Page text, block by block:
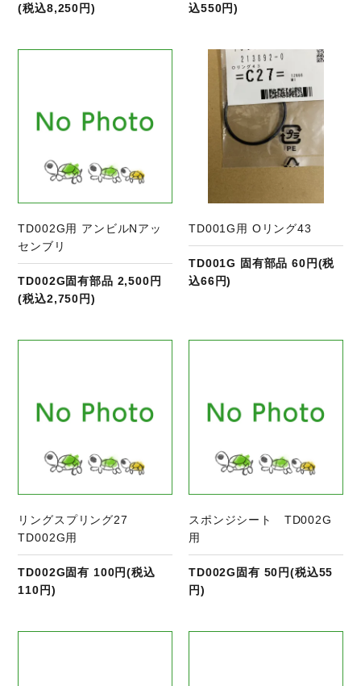
(税込8,250円)
込550円)
TD002G用 アンビルNアッ
センブリ
TD002G固有部品 2,500円
(税込2,750円)
TD001G用 Oリング43
TD001G 固有部品 60円(税
込66円)
リングスプリング27
TD002G用
TD002G固有 100円(税込
110円)
スポンジシート TD002G
用
TD002G固有 50円(税込55
円)